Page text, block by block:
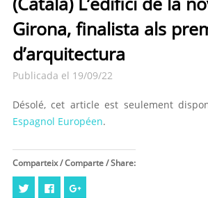
Girona, finalista als
d’arquitectura
Publicada el 19/09/22
Désolé, cet article est seulement
Espagnol Européen.
Comparteix / Comparte / Share:
Cliquez
pour
Cliquez
pour